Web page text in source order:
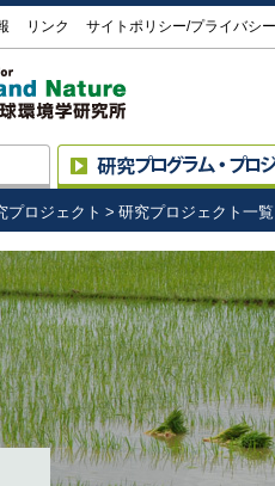
地球研について
研究の進め方
プログラム ― プロジェク
評価委員による評価
公募情報
プロジェクト 研究プロジェクト一覧
リンク サイトポリシー/プライバシ